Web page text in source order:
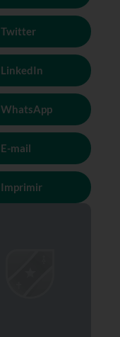
Twitter
LinkedIn
WhatsApp
E-mail
Imprimir